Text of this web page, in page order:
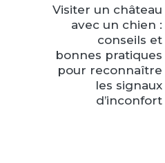
Visiter un château
avec un chien :
conseils et
bonnes pratiques
pour reconnaître
les signaux
d’inconfort